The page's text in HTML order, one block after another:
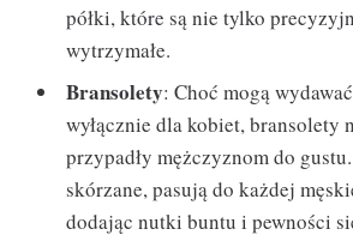
półki, które są nie tylko
wytrzymałe.
Bransolety: Choć mogą
wyłącznie dla kobiet, bransolety
przypadły mężczyznom do
skórzane, pasują do każdej
dodając nutki buntu i pewności